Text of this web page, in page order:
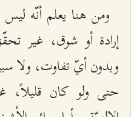
ومن هنا يعلم أنّه
إرادة أو شوق، غير
وبدون أيّ تفاوت، ولا
حتى ولو كان قليلاً،